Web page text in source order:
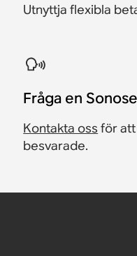
Utnyttja flexibla
Fråga en
Kontakta oss för
besvarade.